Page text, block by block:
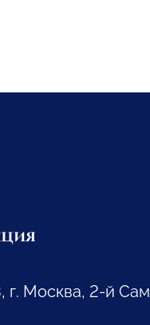
г. Москва, 2-й